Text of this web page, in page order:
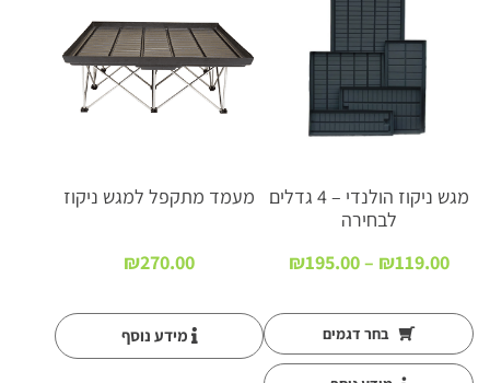
מגש ניקוז הולנדי – 4 גדלים
לבחירה
₪119.00
–
₪195.00
⁦₪119.00⁩
⁦₪195.00⁩
בחר דגמים
מעמד מתקפל למגש ניקוז
₪270.00
מידע נוסף